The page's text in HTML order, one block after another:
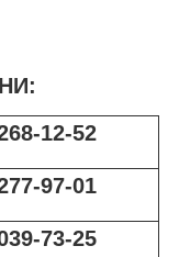
12-52
97-01
73-25